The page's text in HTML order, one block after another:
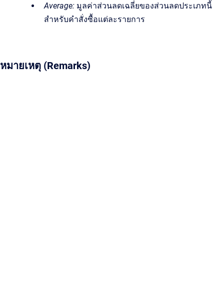
Average: มูลค่าส่วนลดเฉลี่ยของส่วนลดประเภทนี้
สำหรับคำสั่งซื้อแต่ละรายการ
หมายเหตุ (Remarks)